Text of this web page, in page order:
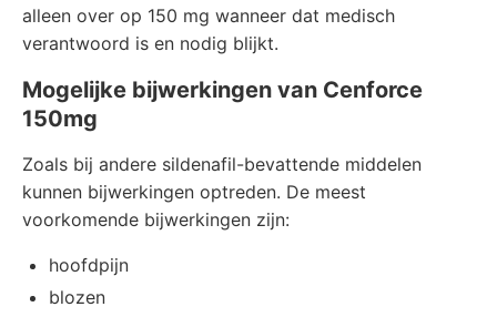
alleen over op 150 mg wanneer dat medisch
verantwoord is en nodig blijkt.
Mogelijke bijwerkingen van Cenforce
150mg
Zoals bij andere sildenafil-bevattende middelen
kunnen bijwerkingen optreden. De meest
voorkomende bijwerkingen zijn:
hoofdpijn
blozen